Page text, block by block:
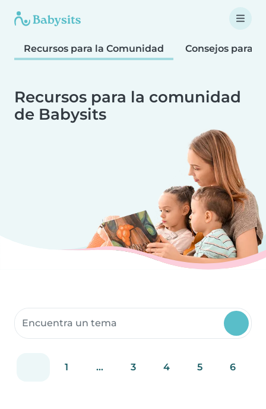
Recursos para la Comunidad Consejos para
Recursos para la comunidad
de Babysits
Buscar recursos para la comunidad
1 ... 3 4 5 6